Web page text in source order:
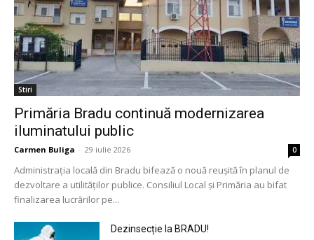
Stiri
Primăria Bradu continuă modernizarea
iluminatului public
Carmen Buliga - 29 iulie 2026 0
Administrația locală din Bradu bifează o nouă reușită în planul de
dezvoltare a utilităților publice. Consiliul Local și Primăria au bifat
finalizarea lucrărilor pe...
Dezinsecție la BRADU!